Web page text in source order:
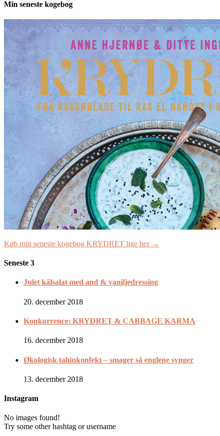
Min seneste kogebog
Køb min seneste kogebog KRYDRET lige her →
Seneste 3
Julet kålsalat med and & vaniljedressing
20. december 2018
Konkurrence: KRYDRET & CABBAGE KARMA
16. december 2018
Økologisk tahinkonfekt – smager så englene synger
13. december 2018
Instagram
No images found!
Try some other hashtag or username